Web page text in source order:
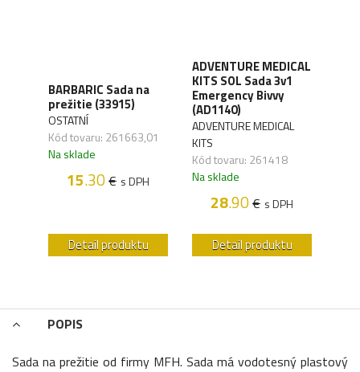
BARBARIC Sada na
prežitie (33915)
OSTATNÍ
Kód tovaru: 261663,01
Na sklade
15.30€ s DPH
Detail produktu
ADVENTURE MEDICAL
KITS SOL Sada 3v1
Emergency Bivvy
(AD1140)
ADVENTURE MEDICAL
KITS
Kód tovaru: 261418
Na sklade
28.90€ s DPH
Detail produktu
POPIS
Sada na prežitie od firmy MFH. Sada má vodotesný plastový